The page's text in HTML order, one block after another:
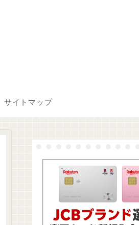
サイトマップ